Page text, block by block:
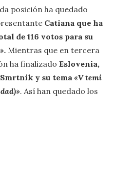
posición ha quedado
Catiana que ha
de116 votos para su
. Mientras que en tercera
ha finalizado Eslovenia,
Smrtnik y su tema «V temi
. Así han quedado los